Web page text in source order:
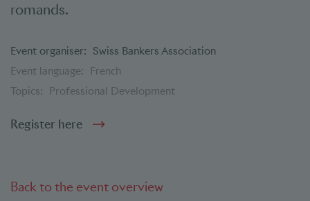
romands.
Event organiser: Swiss Bankers Association
Event language:
French
Topics:
Professional Development
Register here
Back to the event overview